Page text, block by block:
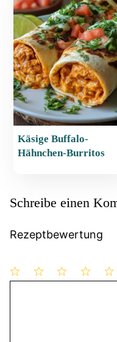
Käsige Buffalo-
Hähnchen-Burritos
Schreibe einen
Rezeptbewertung